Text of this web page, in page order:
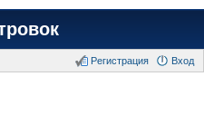
Вход
Регистрация